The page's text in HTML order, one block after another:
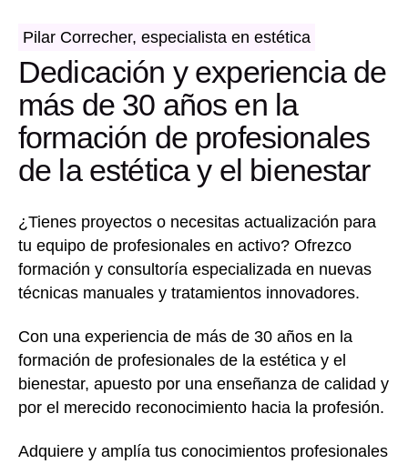
Pilar Correcher, especialista en estética
Dedicación y experiencia de
más de 30 años en la
formación de profesionales
de la estética y el bienestar
¿Tienes proyectos o necesitas actualización para
tu equipo de profesionales en activo? Ofrezco
formación y consultoría especializada en nuevas
técnicas manuales y tratamientos innovadores.
Con una experiencia de más de 30 años en la
formación de profesionales de la estética y el
bienestar, apuesto por una enseñanza de calidad y
por el merecido reconocimiento hacia la profesión.
Adquiere y amplía tus conocimientos profesionales